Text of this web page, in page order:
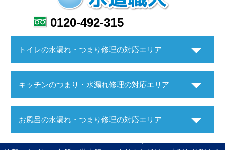
0120-492-315
トイレの水漏れ・つまり修理の対応エリア
キッチンのつまり・水漏れ修理の対応エリア
お風呂の水漏れ・つまり修理の対応エリア